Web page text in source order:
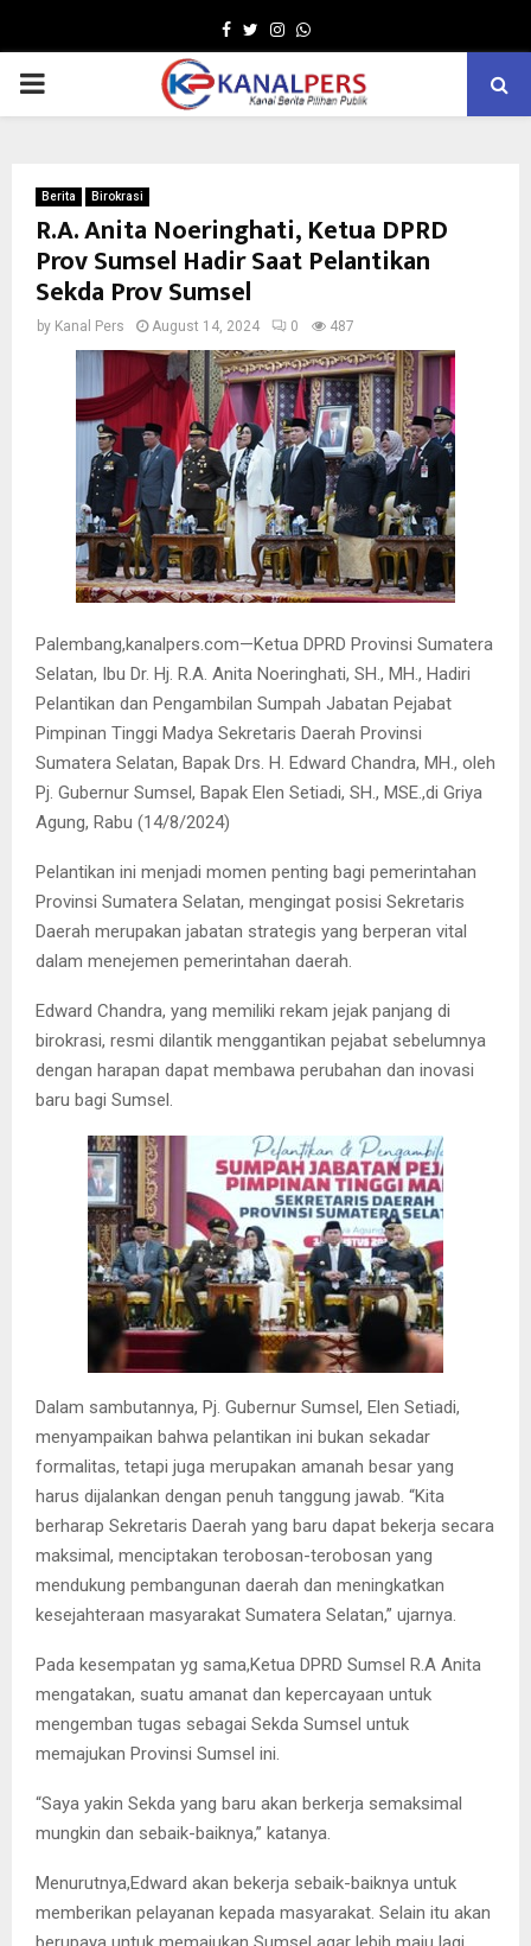
Facebook
TwitterInstagram
Whatsapp
PRIMARY
Berita Birokrasi
R.A. Anita Noeringhati, Ketua DPRD
Prov Sumsel Hadir Saat Pelantikan
Sekda Prov Sumsel
by Kanal Pers August 14, 2024 0 487
Palembang,kanalpers.com—Ketua DPRD Provinsi Sumatera
Selatan, Ibu Dr. Hj. R.A. Anita Noeringhati, SH., MH., Hadiri
Pelantikan dan Pengambilan Sumpah Jabatan Pejabat
Pimpinan Tinggi Madya Sekretaris Daerah Provinsi
Sumatera Selatan, Bapak Drs. H. Edward Chandra, MH., oleh
Pj. Gubernur Sumsel, Bapak Elen Setiadi, SH., MSE.,di Griya
Agung, Rabu (14/8/2024)
Pelantikan ini menjadi momen penting bagi pemerintahan
Provinsi Sumatera Selatan, mengingat posisi Sekretaris
Daerah merupakan jabatan strategis yang berperan vital
dalam menejemen pemerintahan daerah.
Edward Chandra, yang memiliki rekam jejak panjang di
birokrasi, resmi dilantik menggantikan pejabat sebelumnya
dengan harapan dapat membawa perubahan dan inovasi
baru bagi Sumsel.
Dalam sambutannya, Pj. Gubernur Sumsel, Elen Setiadi,
menyampaikan bahwa pelantikan ini bukan sekadar
formalitas, tetapi juga merupakan amanah besar yang
harus dijalankan dengan penuh tanggung jawab. “Kita
berharap Sekretaris Daerah yang baru dapat bekerja secara
maksimal, menciptakan terobosan-terobosan yang
mendukung pembangunan daerah dan meningkatkan
kesejahteraan masyarakat Sumatera Selatan,” ujarnya.
Pada kesempatan yg sama,Ketua DPRD Sumsel R.A Anita
mengatakan, suatu amanat dan kepercayaan untuk
mengemban tugas sebagai Sekda Sumsel untuk
memajukan Provinsi Sumsel ini.
“Saya yakin Sekda yang baru akan berkerja semaksimal
mungkin dan sebaik-baiknya,” katanya.
Menurutnya,Edward akan bekerja sebaik-baiknya untuk
memberikan pelayanan kepada masyarakat. Selain itu akan